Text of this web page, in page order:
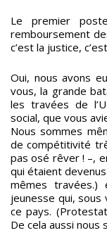
Le premier
remboursement
c’est la justice,
Oui, nous avons
vous, la grande
les travées de
social, que vous
Nous sommes
de compétitivité
pas osé rêver ! –,
qui étaient
mêmes
jeunesse qui,
ce pays.
De cela aussi